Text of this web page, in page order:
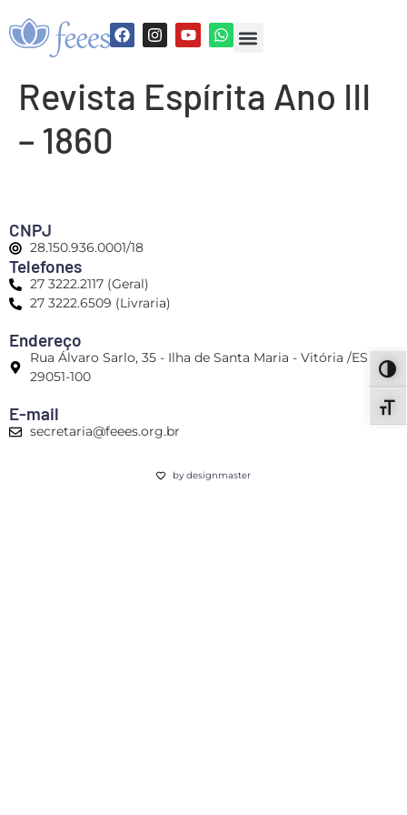
Revista Espírita Ano III
– 1860
CNPJ
28.150.936.0001/18
Telefones
27 3222.2117 (Geral)
27 3222.6509 (Livraria)
Endereço
Rua Álvaro Sarlo, 35 - Ilha de Santa Maria - Vitória /ES -
29051-100
E-mail
secretaria@feees.org.br
by designmaster